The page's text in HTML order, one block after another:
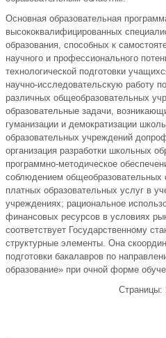
Основная образовательная
высококвалифицированных
образования, способных к
научного и профессионального
технологической подготовки
научно-исследовательскую работу
различных общеобразовательных
образовательные задачи,
гуманизации и демократизации
образовательных учреждений
организация разработки школьных
программно-методическое
соблюдением общеобразовательных
платных образовательных услуг в
учреждениях; рациональное
финансовых ресурсов в условиях
соответствует Государственному
структурные элементы. Она
подготовки бакалавров по
образование» при очной форме
Страницы: